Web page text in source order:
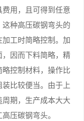
用，且可得到任意
种高压碳钢弯头的
工时简略控制。加
因而下料简略，精
控制材料，操作比
比较便当。由于上
期，生产成本大大
压碳钢弯头。